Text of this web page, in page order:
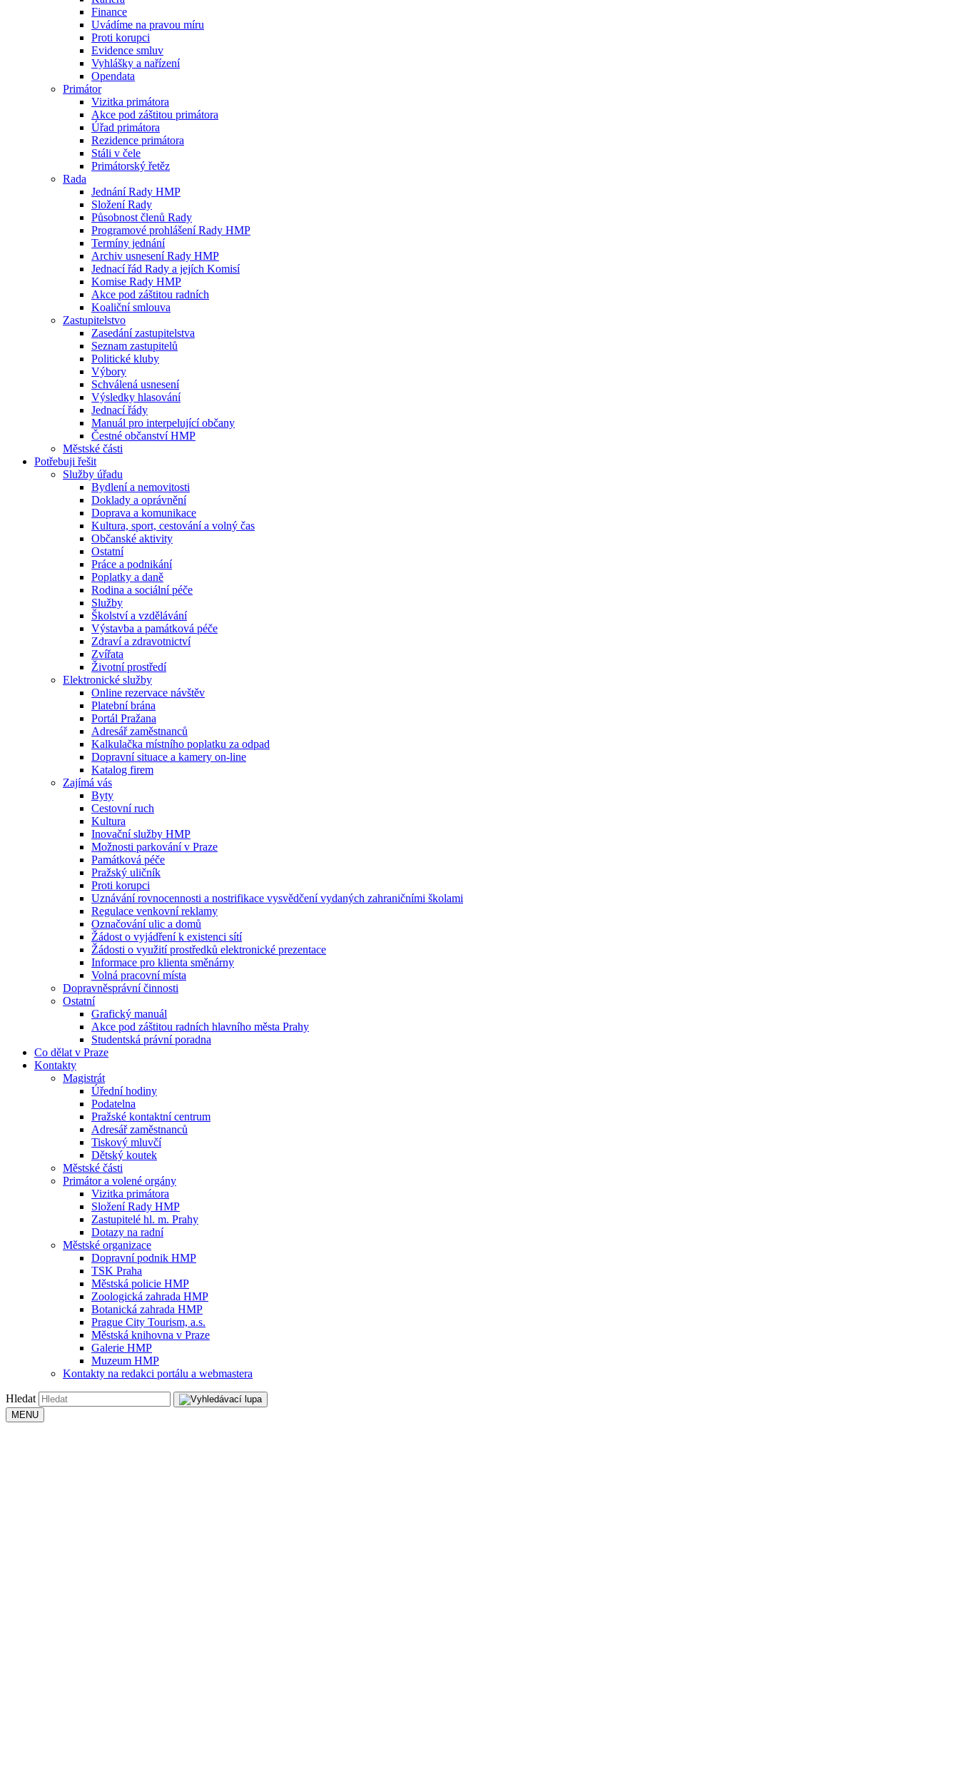
Finance
Uvádíme na pravou míru
Proti korupci
Evidence smluv
Vyhlášky a nařízení
Opendata
Primátor
Vizitka primátora
Akce pod záštitou primátora
Úřad primátora
Rezidence primátora
Stáli v čele
Primátorský řetěz
Rada
Jednání Rady HMP
Složení Rady
Působnost členů Rady
Programové prohlášení Rady HMP
Termíny jednání
Archiv usnesení Rady HMP
Jednací řád Rady a jejích Komisí
Komise Rady HMP
Akce pod záštitou radních
Koaliční smlouva
Zastupitelstvo
Zasedání zastupitelstva
Seznam zastupitelů
Politické kluby
Výbory
Schválená usnesení
Výsledky hlasování
Jednací řády
Manuál pro interpelující občany
Čestné občanství HMP
Městské části
Potřebuji řešit
Služby úřadu
Bydlení a nemovitosti
Doklady a oprávnění
Doprava a komunikace
Kultura, sport, cestování a volný čas
Občanské aktivity
Ostatní
Práce a podnikání
Poplatky a daně
Rodina a sociální péče
Služby
Školství a vzdělávání
Výstavba a památková péče
Zdraví a zdravotnictví
Zvířata
Životní prostředí
Elektronické služby
Online rezervace návštěv
Platební brána
Portál Pražana
Adresář zaměstnanců
Kalkulačka místního poplatku za odpad
Dopravní situace a kamery on-line
Katalog firem
Zajímá vás
Byty
Cestovní ruch
Kultura
Inovační služby HMP
Možnosti parkování v Praze
Památková péče
Pražský uličník
Proti korupci
Uznávání rovnocennosti a nostrifikace vysvědčení vydaných zahraničními školami
Regulace venkovní reklamy
Označování ulic a domů
Žádost o vyjádření k existenci sítí
Žádosti o využití prostředků elektronické prezentace
Informace pro klienta směnárny
Volná pracovní místa
Dopravněsprávní činnosti
Ostatní
Grafický manuál
Akce pod záštitou radních hlavního města Prahy
Studentská právní poradna
Co dělat v Praze
Kontakty
Magistrát
Úřední hodiny
Podatelna
Pražské kontaktní centrum
Adresář zaměstnanců
Tiskový mluvčí
Dětský koutek
Městské části
Primátor a volené orgány
Vizitka primátora
Složení Rady HMP
Zastupitelé hl. m. Prahy
Dotazy na radní
Městské organizace
Dopravní podnik HMP
TSK Praha
Městská policie HMP
Zoologická zahrada HMP
Botanická zahrada HMP
Prague City Tourism, a.s.
Městská knihovna v Praze
Galerie HMP
Muzeum HMP
Kontakty na redakci portálu a webmastera
Hledat
MENU